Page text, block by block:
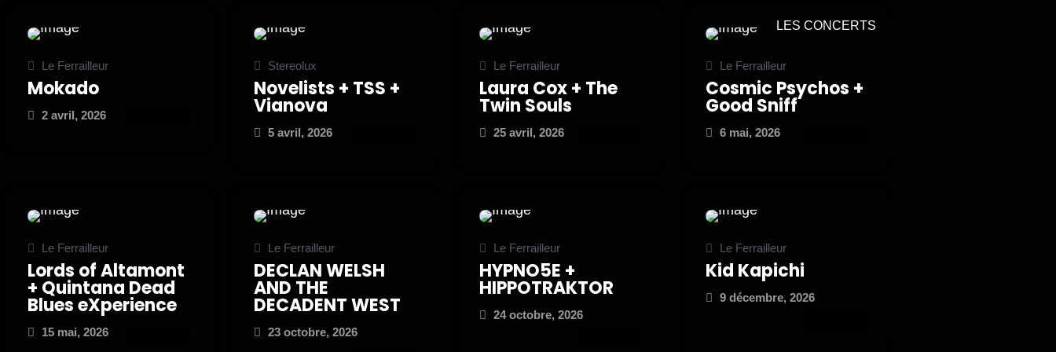
LES CONCERTS
Le Ferrailleur
Mokado
2 avril, 2026
Stereolux
Novelists + TSS +
Vianova
5 avril, 2026
Le Ferrailleur
Laura Cox + The
Twin Souls
25 avril, 2026
Le Ferrailleur
Cosmic Psychos +
Good Sniff
6 mai, 2026
Le Ferrailleur
Lords of Altamont
+ Quintana Dead
Blues eXperience
15 mai, 2026
Le Ferrailleur
DECLAN WELSH
AND THE
DECADENT WEST
23 octobre, 2026
Le Ferrailleur
HYPNO5E +
HIPPOTRAKTOR
24 octobre, 2026
Le Ferrailleur
Kid Kapichi
9 décembre, 2026